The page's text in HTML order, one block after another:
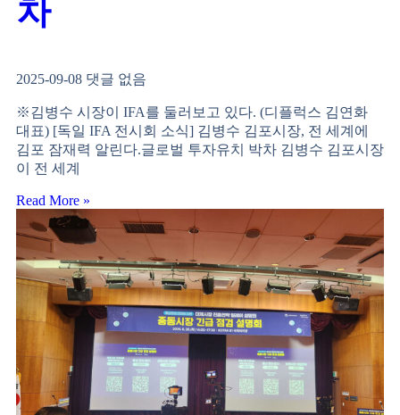
차
2025-09-08 댓글 없음
※김병수 시장이 IFA를 둘러보고 있다. (디플럭스 김연화
대표) [독일 IFA 전시회 소식] 김병수 김포시장, 전 세계에
김포 잠재력 알린다.글로벌 투자유치 박차 김병수 김포시장
이 전 세계
Read More »